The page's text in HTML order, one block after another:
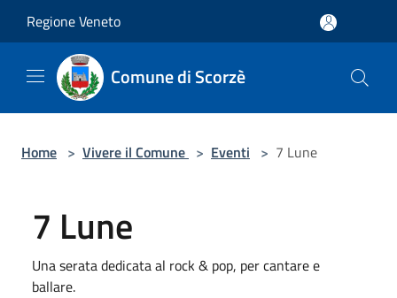
Regione Veneto
Comune di Scorzè
Home > Vivere il Comune > Eventi > 7 Lune
7 Lune
Una serata dedicata al rock & pop, per cantare e
ballare.